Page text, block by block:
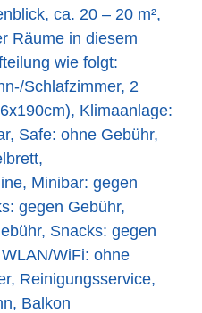
ca. 20 – 20 m²,
Räume in diesem
wie folgt:
Schlafzimmer, 2
Klimaanlage:
Safe: ohne Gebühr,
Minibar: gegen
gegen Gebühr,
Snacks: gegen
WiFi: ohne
Reinigungsservice,
Balkon